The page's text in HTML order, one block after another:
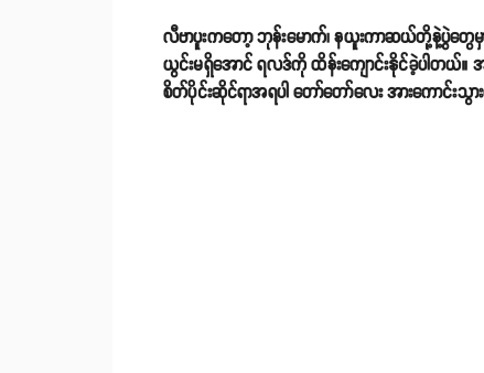
လီဗာပူးကတော့ ဘုန်းမောက်၊ နယူးကာဆယ်တို့နဲ့ပွဲ
ယွင်းမရှိအောင် ရလဒ်ကို ထိန်းကျောင်းနိုင်ခဲ့ပါတ
စိတ်ပိုင်းဆိုင်ရာအရပါ တော်တော်လေး အားကောင်းသွာ